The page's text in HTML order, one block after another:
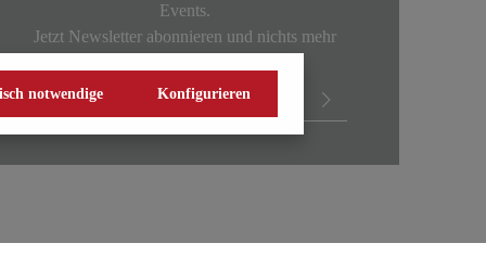
Events.
Jetzt Newsletter abonnieren und nichts mehr
notwendige Konfigurieren